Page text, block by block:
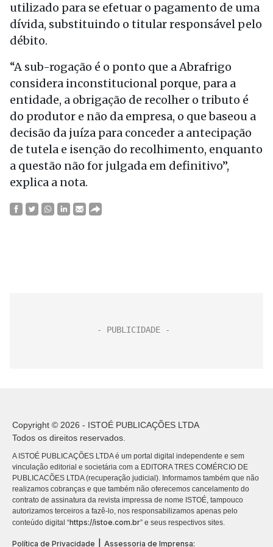
utilizado para se efetuar o pagamento de uma
dívida, substituindo o titular responsável pelo
débito.
“A sub-rogação é o ponto que a Abrafrigo
considera inconstitucional porque, para a
entidade, a obrigação de recolher o tributo é
do produtor e não da empresa, o que baseou a
decisão da juíza para conceder a antecipação
de tutela e isenção do recolhimento, enquanto
a questão não for julgada em definitivo”,
explica a nota.
Copyright © 2026 - ISTOÉ PUBLICAÇÕES LTDA
Todos os direitos reservados.
A ISTOÉ PUBLICAÇÕES LTDA é um portal digital independente e sem
vinculação editorial e societária com a EDITORA TRES COMÉRCIO DE
PUBLICACÕES LTDA (recuperação judicial). Informamos também que não
realizamos cobranças e que também não oferecemos cancelamento do
contrato de assinatura da revista impressa de nome ISTOÉ, tampouco
autorizamos terceiros a fazê-lo, nos responsabilizamos apenas pelo
conteúdo digital “https://istoe.com.br” e seus respectivos sites.
Política de Privacidade Assessoria de Imprensa: